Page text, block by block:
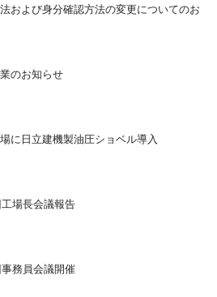
および身分確認方法の変更についてのお
のお知らせ
に日立建機製油圧ショベル導入
場長会議報告
務員会議開催